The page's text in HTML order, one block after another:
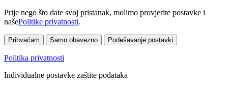
Prije nego što date svoj pristanak, molimo provjerite postavke i
našePolitike privatnosti.
Prihvaćam Samo obavezno Podešavanje postavki
Politika privatnosti
Individualne postavke zaštite podataka